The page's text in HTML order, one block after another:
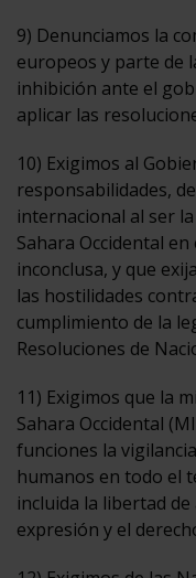
9) Denunciamos la
europeos y parte de
inhibición ante el
aplicar las
10) Exigimos al
responsabilidades,
internacional al ser
Sahara Occidental
inconclusa, y que
las hostilidades
cumplimiento de la
Resoluciones de
11) Exigimos que la
Sahara Occidental
funciones la
humanos en todo el
incluida la libertad
expresión y el